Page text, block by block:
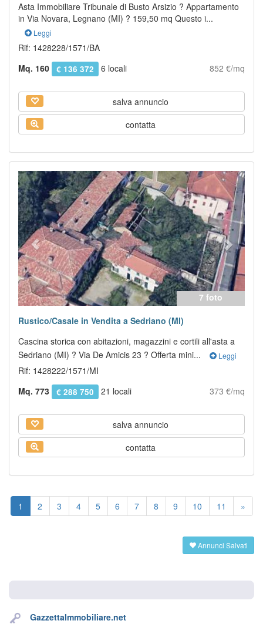
Asta Immobiliare Tribunale di Busto Arsizio ? Appartamento
in Via Novara, Legnano (MI) ? 159,50 mq Questo i...
Leggi
Rif: 1428228/1571/BA
Mq. 160
€ 136 372 6 locali 852 €/mq
salva annuncio
contatta
7 foto
Previous Next
Rustico/Casale in Vendita a Sedriano (MI)
Cascina storica con abitazioni, magazzini e cortili all'asta a
Sedriano (MI) ? Via De Amicis 23 ? Offerta mini...
Leggi
Rif: 1428222/1571/MI
Mq. 773
€ 288 750 21 locali 373 €/mq
salva annuncio
contatta
1 2 3 4 5 6 7 8 9 10 11 »
Annunci Salvati
GazzettaImmobiliare.net